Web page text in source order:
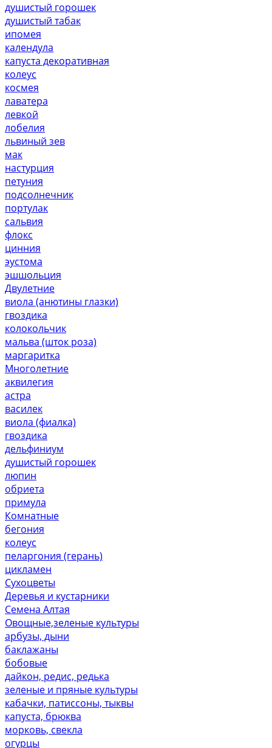
душистый горошек
душистый табак
ипомея
календула
капуста декоративная
колеус
космея
лаватера
левкой
лобелия
львиный зев
мак
настурция
петуния
подсолнечник
портулак
сальвия
флокс
цинния
эустома
эшшольция
Двулетние
виола (анютины глазки)
гвоздика
колокольчик
мальва (шток роза)
маргаритка
Многолетние
аквилегия
астра
василек
виола (фиалка)
гвоздика
дельфиниум
душистый горошек
люпин
обриета
примула
Комнатные
бегония
колеус
пеларгония (герань)
цикламен
Сухоцветы
Деревья и кустарники
Семена Алтая
Овощные,зеленые культуры
арбузы, дыни
баклажаны
бобовые
дайкон, редис, редька
зеленые и пряные культуры
кабачки, патиссоны, тыквы
капуста, брюква
морковь, свекла
огурцы